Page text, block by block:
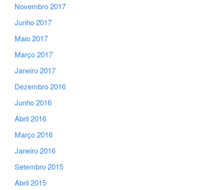
Novembro 2017
Junho 2017
Maio 2017
Março 2017
Janeiro 2017
Dezembro 2016
Junho 2016
Abril 2016
Março 2016
Janeiro 2016
Setembro 2015
Abril 2015